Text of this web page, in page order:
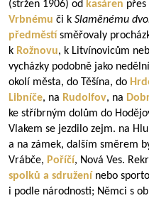
(stržen 1906) od kasáren přes
Vrbnému či k Slaměnému
předměstí směřovaly
k Rožnovu, k Litvínovicům
vycházky podobně jako
okolí města, do Těšína, do
Libníče, na Rudolfov, na
ke stříbrným dolům do
Vlakem se jezdilo zejm. na
a na zámek, dalším směrem
Vrábče, Poříčí, Nová Ves.
spolků a sdružení nebo
i podle národnosti; Němci s